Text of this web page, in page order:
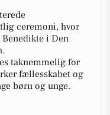
ceremoni, hvor
i Den
taknemmelig for
fællesskabet og
børn og unge.